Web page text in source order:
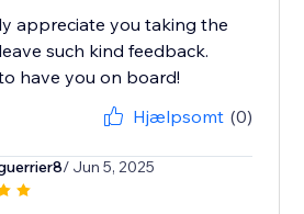
appreciate you taking the
such kind feedback.
have you on board!
Hjælpsomt (0)
/ Jun 5, 2025